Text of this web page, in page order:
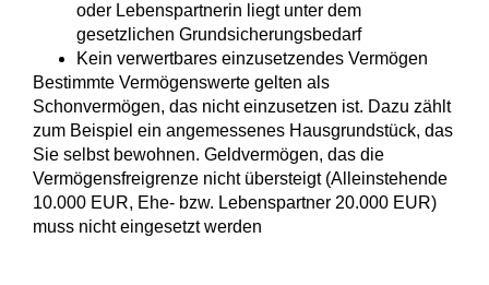
oder Lebenspartnerin liegt unter dem
gesetzlichen Grundsicherungsbedarf
Kein verwertbares einzusetzendes Vermögen
Bestimmte Vermögenswerte gelten als
Schonvermögen, das nicht einzusetzen ist. Dazu zählt
zum Beispiel ein angemessenes Hausgrundstück, das
Sie selbst bewohnen. Geldvermögen, das die
Vermögensfreigrenze nicht übersteigt (Alleinstehende
10.000 EUR, Ehe- bzw. Lebenspartner 20.000 EUR)
muss nicht eingesetzt werden